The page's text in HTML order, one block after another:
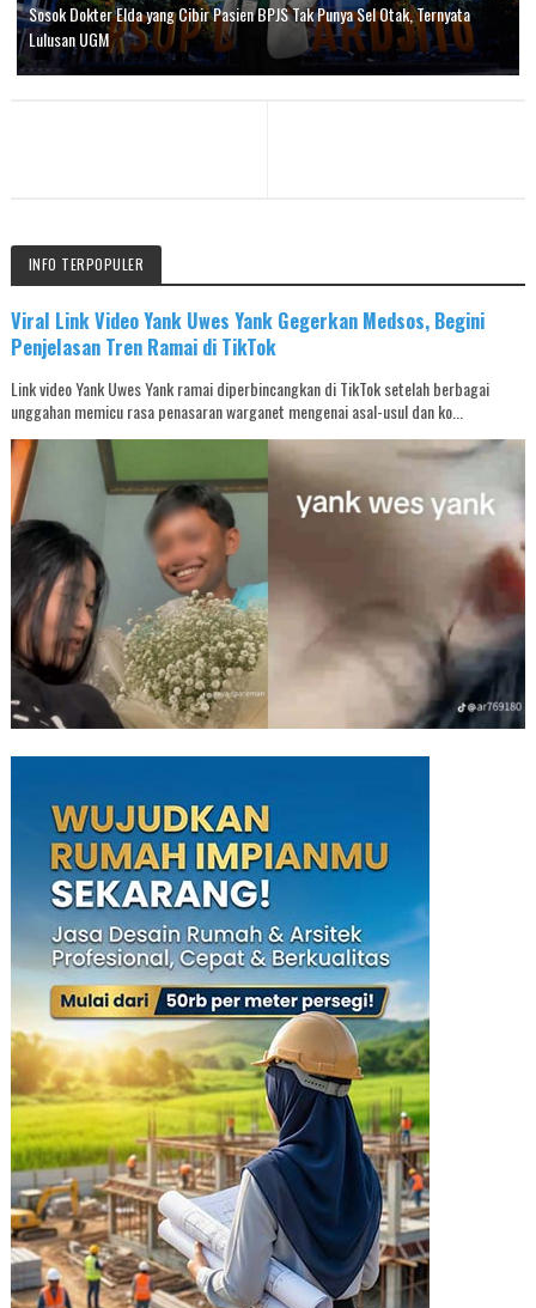
Sosok Dokter Elda yang Cibir Pasien BPJS Tak Punya Sel Otak, Ternyata
Lulusan UGM
INFO TERPOPULER
Viral Link Video Yank Uwes Yank Gegerkan Medsos, Begini
Penjelasan Tren Ramai di TikTok
Link video Yank Uwes Yank ramai diperbincangkan di TikTok setelah berbagai
unggahan memicu rasa penasaran warganet mengenai asal-usul dan ko...